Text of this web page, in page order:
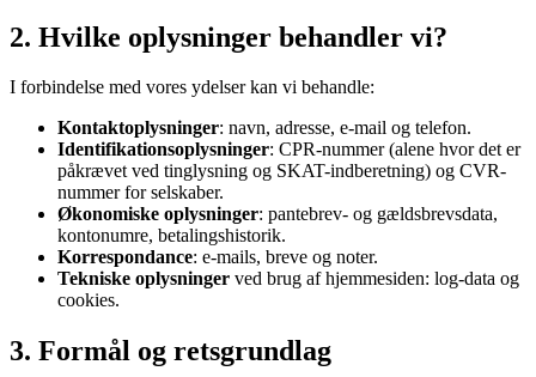
2. Hvilke oplysninger behandler vi?
I forbindelse med vores ydelser kan vi behandle:
Kontaktoplysninger: navn, adresse, e-mail og telefon.
Identifikationsoplysninger: CPR-nummer (alene hvor det er
påkrævet ved tinglysning og SKAT-indberetning) og CVR-
nummer for selskaber.
Økonomiske oplysninger: pantebrev- og gældsbrevsdata,
kontonumre, betalingshistorik.
Korrespondance: e-mails, breve og noter.
Tekniske oplysninger ved brug af hjemmesiden: log-data og
cookies.
3. Formål og retsgrundlag